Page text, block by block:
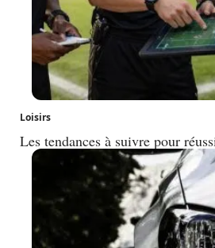
Loisirs
Les tendances à suivre pour